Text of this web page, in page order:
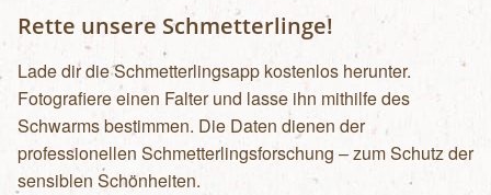
Rette unsere Schmetterlinge!
Lade dir die Schmetterlingsapp kostenlos herunter.
Fotografiere einen Falter und lasse ihn mithilfe des
Schwarms bestimmen. Die Daten dienen der
professionellen Schmetterlingsforschung – zum Schutz der
sensiblen Schönheiten.